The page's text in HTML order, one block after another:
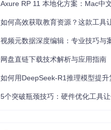
视频元数据深度编辑：专业技巧与
网盘直链下载技术解析与应用指南